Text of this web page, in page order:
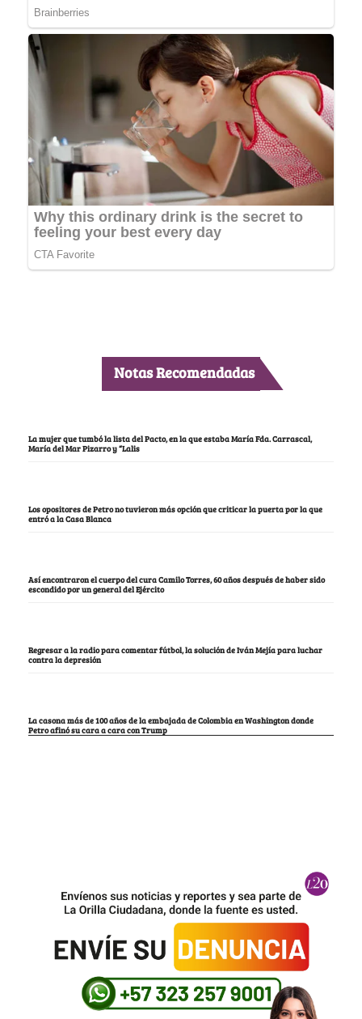
Notas Recomendadas
La mujer que tumbó la lista del Pacto, en la que estaba María Fda. Carrascal,
María del Mar Pizarro y “Lalis
Los opositores de Petro no tuvieron más opción que criticar la puerta por la que
entró a la Casa Blanca
Así encontraron el cuerpo del cura Camilo Torres, 60 años después de haber sido
escondido por un general del Ejército
Regresar a la radio para comentar fútbol, la solución de Iván Mejía para luchar
contra la depresión
La casona más de 100 años de la embajada de Colombia en Washington donde
Petro afinó su cara a cara con Trump